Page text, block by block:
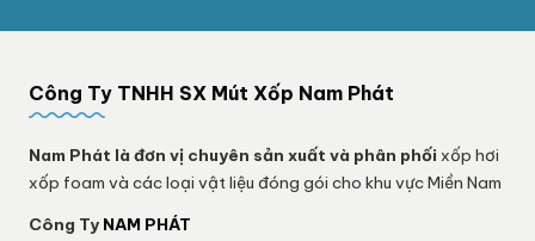
Công Ty TNHH SX Mút Xốp Nam Phát
Nam Phát là đơn vị chuyên sản xuất và phân phối xốp hơi
xốp foam và các loại vật liệu đóng gói cho khu vực Miền Nam
Công Ty NAM PHÁT